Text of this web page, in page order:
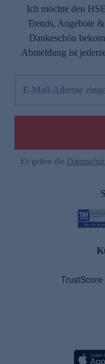
Ich möchte den
Trends, Angebote
Dankeschön
Abmeldung ist
E-Mail-Adresse
Es gelten die